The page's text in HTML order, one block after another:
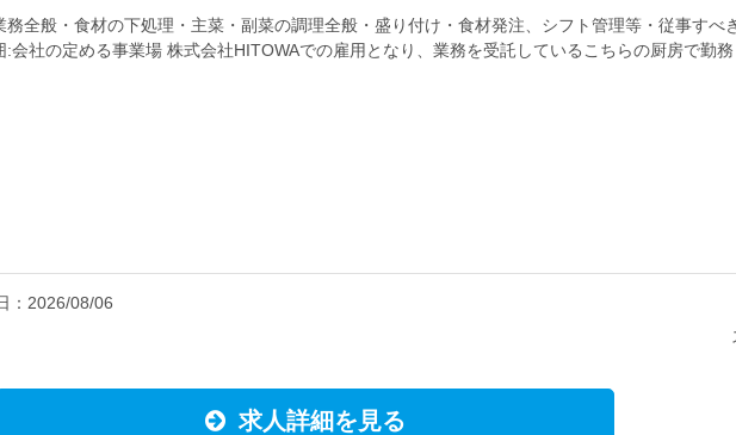
務全般・食材の下処理・主菜・副菜の調理全般・盛り付け・食材発注、シフト管理等・従事すべ
会社の定める事業場 株式会社HITOWAでの雇用となり、業務を受託しているこちらの厨房で勤
： 2026/08/06
求人詳細を見る